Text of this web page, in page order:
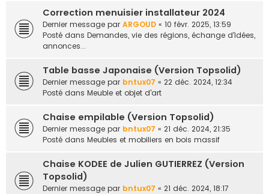
Correction menuisier installateur 2024
Dernier message par ARGOUD « 10 févr. 2025, 13:59
Posté dans Demandes, vie des régions, échange d'idées,
annonces...
Table basse Japonaise (Version Topsolid)
Dernier message par bntux07 « 22 déc. 2024, 12:34
Posté dans Meuble et objet d'art
Chaise empilable (Version Topsolid)
Dernier message par bntux07 « 21 déc. 2024, 21:35
Posté dans Meubles et mobiliers en bois massif
Chaise KODEE de Julien GUTIERREZ (Version
Topsolid)
Dernier message par bntux07 « 21 déc. 2024, 18:17